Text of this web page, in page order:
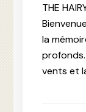
THE
la
vents et